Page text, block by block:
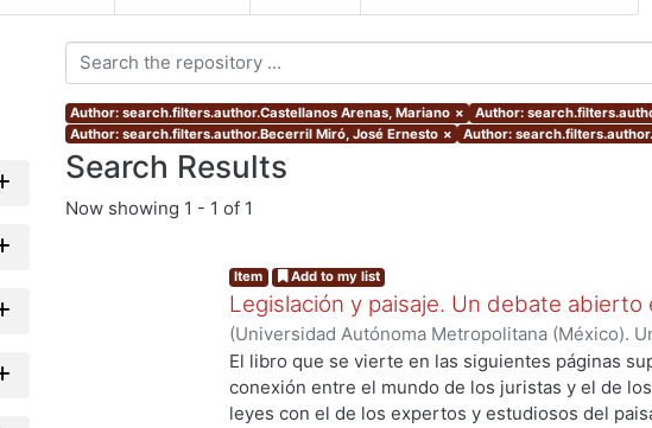
Author: search.filters.author.Castellanos Arenas, Mariano × Author:
Author: search.filters.author.Becerril Miró, José Ernesto × Author:
Search Results
Now showing 1 - 1 of 1
Item Add to my list
Legislación y paisaje. Un debate abierto
(Universidad Autónoma Metropolitana (México).
Alonso Navarrete, Armando ;Checa-Artasu,
Amaya;Sunyer Martín, Pere;Castellanos Arenas,
Juan; Adán Reséndiz, Ana Laura;Pacheco Ruiz,
El libro que se vierte en las siguientes páginas
conexión entre el mundo de los juristas y el de
leyes con el de los expertos y estudiosos del